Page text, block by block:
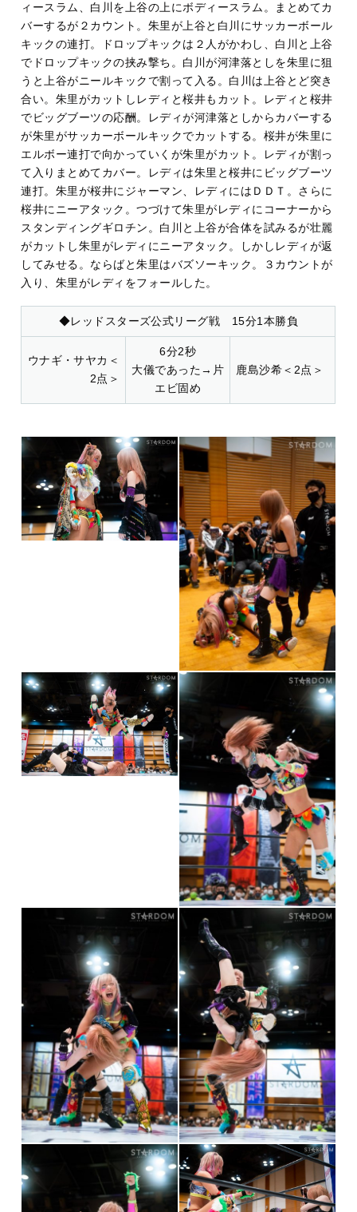
ィースラム、白川を上谷の上にボディースラム。まとめてカ
バーするが２カウント。朱里が上谷と白川にサッカーボール
キックの連打。ドロップキックは２人がかわし、白川と上谷
でドロップキックの挟み撃ち。白川が河津落としを朱里に狙
うと上谷がニールキックで割って入る。白川は上谷とど突き
合い。朱里がカットしレディと桜井もカット。レディと桜井
でビッグブーツの応酬。レディが河津落としからカバーする
が朱里がサッカーボールキックでカットする。桜井が朱里に
エルボー連打で向かっていくが朱里がカット。レディが割っ
て入りまとめてカバー。レディは朱里と桜井にビッグブーツ
連打。朱里が桜井にジャーマン、レディにはＤＤＴ。さらに
桜井にニーアタック。つづけて朱里がレディにコーナーから
スタンディングギロチン。白川と上谷が合体を試みるが壮麗
がカットし朱里がレディにニーアタック。しかしレディが返
してみせる。ならばと朱里はバズソーキック。３カウントが
入り、朱里がレディをフォールした。
◆レッドスターズ公式リーグ戦 15分1本勝負
ウナギ・サヤカ＜
2点＞
6分2秒
大儀であった→片
エビ固め
鹿島沙希＜2点＞